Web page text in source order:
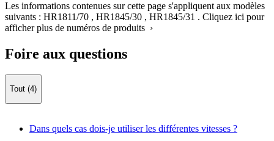
Les informations contenues sur cette page s'appliquent aux modèles
suivants : HR1811/70 , HR1845/30 , HR1845/31 . Cliquez ici pour
afficher plus de numéros de produits ›
Foire aux questions
Tout (4)
Dans quels cas dois-je utiliser les différentes vitesses ?